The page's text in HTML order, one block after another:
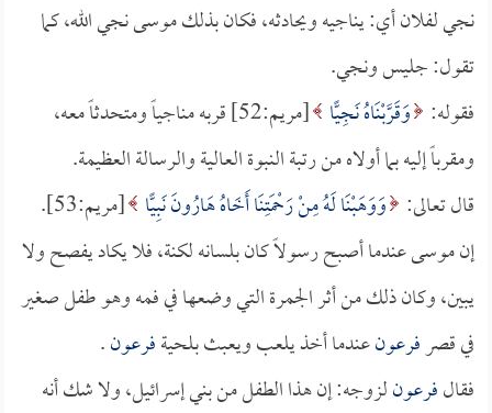
نجي لفلان أي: يناجيه ويحادثه، فكان بذلك موسى نجي الله، كما
تقول: جليس ونجي.
فقوله: وَقَرَّبْنَاهُ نَجِيًّا
[مريم:52] قربه مناجياً ومتحدثاً معه،
ومقرباً إليه بما أولاه من رتبة النبوة العالية والرسالة العظيمة.
قال تعالى: وَوَهَبْنَا لَهُ مِنْ رَحْمَتِنَا أَخَاهُ هَارُونَ نَبِيًّا [مريم:53].
إن موسى عندما أصبح رسولاً كان بلسانه لكنة، فلا يكاد يفصح ولا
يبين، وكان ذلك من أثر الجمرة التي وضعها في فمه وهو طفل صغير
في قصرفرعونعندما أخذ يلعب ويعبث بلحيةفرعون.
فقالفرعونلزوجه: إن هذا الطفل من بني إسرائيل، ولا شك أنه